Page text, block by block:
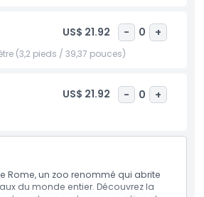
Bioparco di Roma, vous pouvez
flexible et mémorable, pleine
et de faune. Que vous soyez
choix. Planifiez votre visite dès
l'incroyable monde des animaux au
US$ 21.92 - 0 +
(3,2 pieds / 39,37 pouces)
US$ 21.92 - 0 +
Rome, un zoo renommé qui abrite
du monde entier. Découvrez la